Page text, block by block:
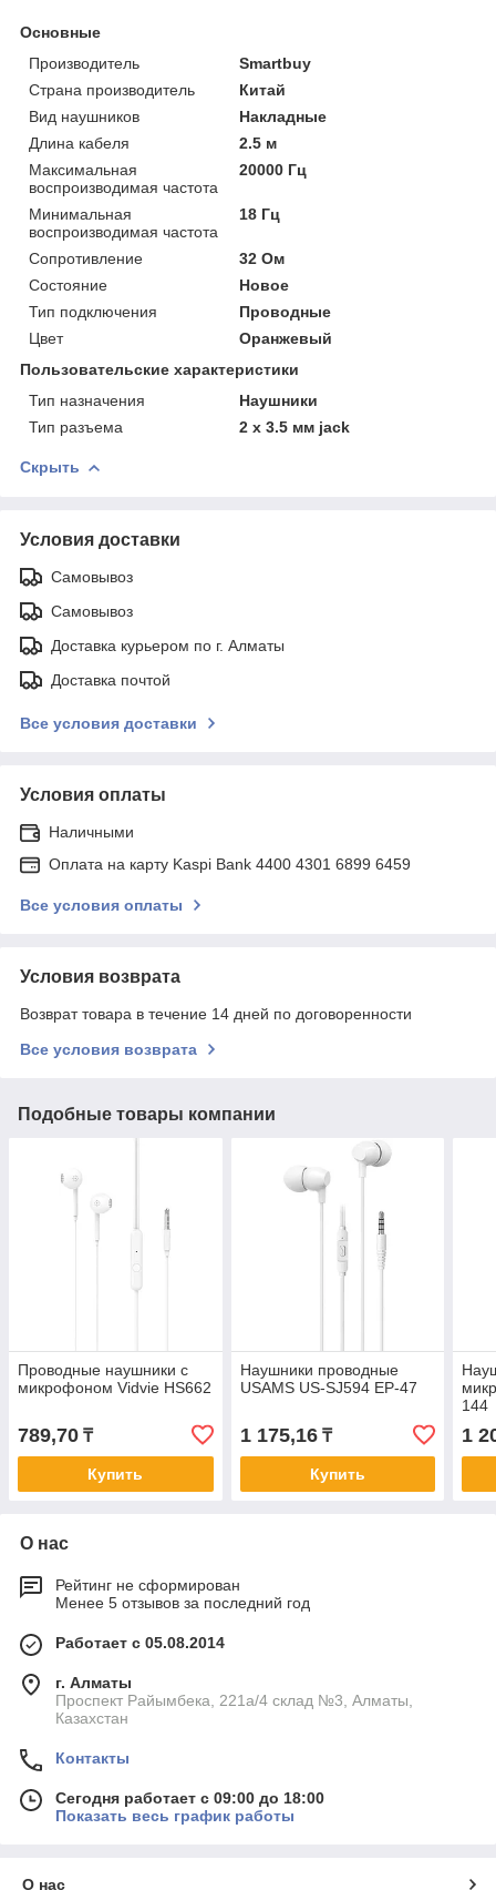
Основные
Производитель
Smartbuy
Страна производитель
Китай
Вид наушников
Накладные
Длина кабеля
2.5 м
Максимальная
воспроизводимая частота
20000 Гц
Минимальная
воспроизводимая частота
18 Гц
Сопротивление
32 Ом
Состояние
Новое
Тип подключения
Проводные
Цвет
Оранжевый
Пользовательские характеристики
Тип назначения
Наушники
Тип разъема
2 x 3.5 мм jack
Скрыть
Условия доставки
Самовывоз
Самовывоз
Доставка курьером по г. Алматы
Доставка почтой
Все условия доставки
Условия оплаты
Наличными
Оплата на карту Kaspi Bank 4400 4301 6899 6459
Все условия оплаты
Условия возврата
Возврат товара в течение 14 дней по договоренности
Все условия возврата
Подобные товары компании
Проводные наушники с
микрофоном Vidvie HS662
789,70 ₸
Купить
Наушники проводные
USAMS US-SJ594 EP-47
1 175,16₸
Купить
144
1
О нас
Рейтинг не сформирован
Менее 5 отзывов за последний год
Работает с 05.08.2014
г. Алматы
Проспект Райымбека, 221а/4 склад №3, Алматы,
Казахстан
Контакты
Сегодня работает с 09:00 до 18:00
Показать весь график работы
О нас